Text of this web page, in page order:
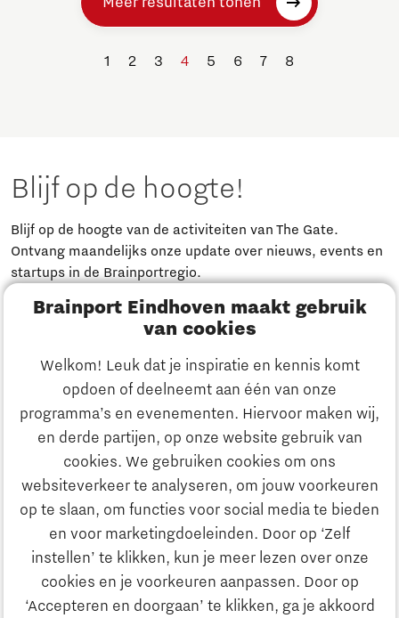
Brainport Eindhoven maakt gebruik
van cookies
Welkom! Leuk dat je inspiratie en kennis komt
opdoen of deelneemt aan één van onze
programma’s en evenementen. Hiervoor maken wij,
en derde partijen, op onze website gebruik van
cookies. We gebruiken cookies om ons
websiteverkeer te analyseren, om jouw voorkeuren
op te slaan, om functies voor social media te bieden
en voor marketingdoeleinden. Door op ‘Zelf
instellen’ te klikken, kun je meer lezen over onze
cookies en je voorkeuren aanpassen. Door op
‘Accepteren en doorgaan’ te klikken, ga je akkoord
1 2 3 4 5 6 7 8
Blijf op de hoogte!
Blijf op de hoogte van de activiteiten van The Gate.
Ontvang maandelijks onze update over nieuws, events en
startups in de Brainportregio.
Meld je aan
Heb je een vraag?
E-mailadres:info@thegate.tech
Volg ons
Bezoekadres walk-in hours &
The Gate Academy
Eindhoven University of Technology
Alpha Hub, 2e verdieping